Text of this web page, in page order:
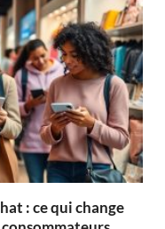
: ce qui change